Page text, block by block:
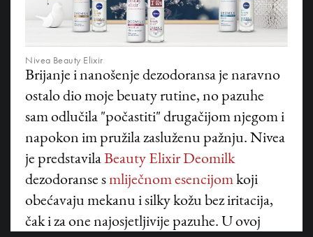
Nivea Beauty Elixir
Brijanje i nanošenje dezodoransa je naravno
ostalo dio moje beuaty rutine, no pazuhe
sam odlučila "počastiti" drugačijom njegom i
napokon im pružila zasluženu pažnju. Nivea
je predstavilaBeauty Elixir Deomilk
dezodoranse smliječnom esencijomkoji
obećavaju mekanu i silky kožu bez iritacija,
čak i za one najosjetljivije pazuhe. U ovoj
©HANZA MEDIA d.o.o 2026. Sva prava pridržana